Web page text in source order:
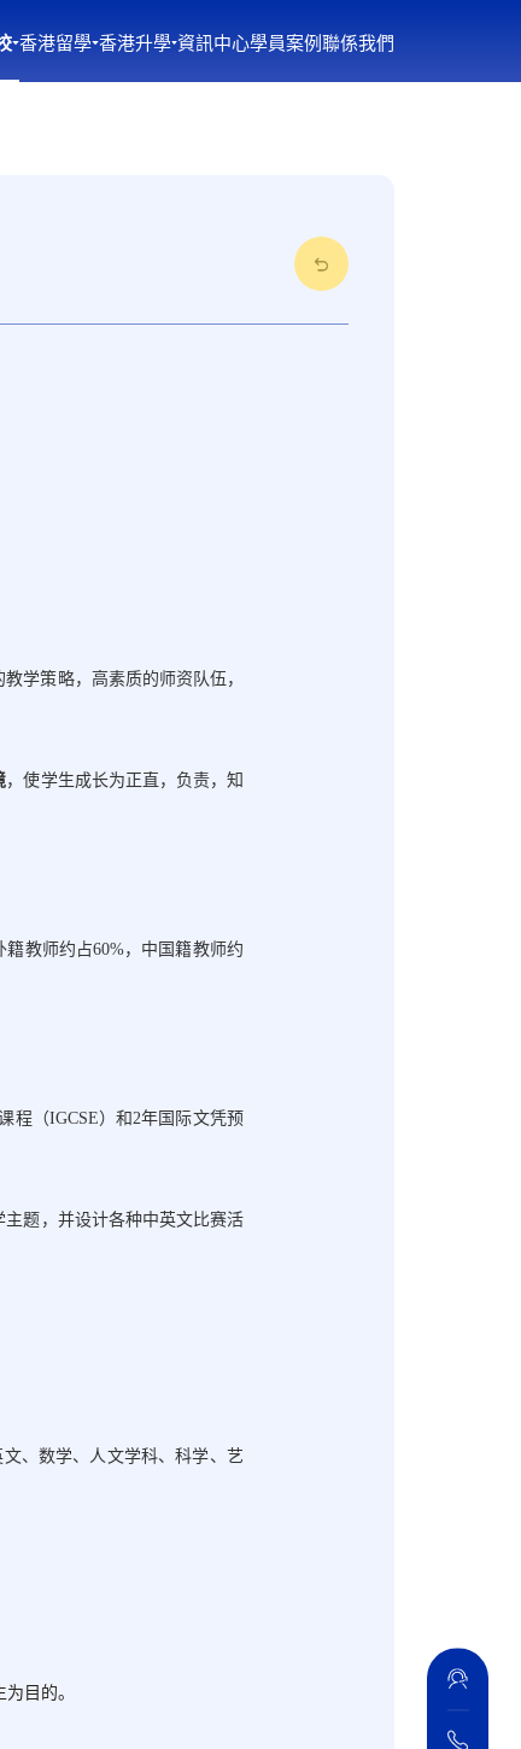
香港留學 香港升學 資訊中心學員案例聯係我們
学策略，高素质的师资队伍，
，使学生成长为正直，负责，知
籍教师约占60%，中国籍教师约
程（IGCSE）和2年国际文凭预
题，并设计各种中英文比赛活
、数学、人文学科、科学、艺
目的。